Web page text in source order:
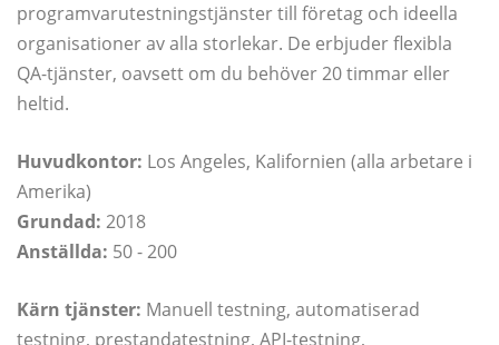
programvarutestningstjänster till företag och ideella
organisationer av alla storlekar. De erbjuder flexibla
QA-tjänster, oavsett om du behöver 20 timmar eller
heltid.
Huvudkontor: Los Angeles, Kalifornien (alla arbetare i
Amerika)
Grundad: 2018
Anställda: 50 - 200
Kärn tjänster: Manuell testning, automatiserad
testning, prestandatestning, API-testning,